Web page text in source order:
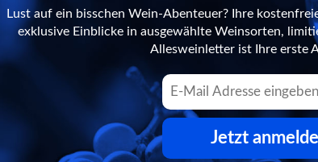
Lust auf ein bisschen Wein-Abenteuer? Ihre
exklusive Einblicke in ausgewählte Weinsorten,
Allesweinletter ist Ihre erste
Jetzt